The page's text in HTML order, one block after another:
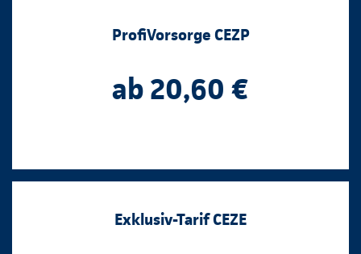
ProfiVorsorge CEZP
ab 20,60 €
Exklusiv-Tarif CEZE